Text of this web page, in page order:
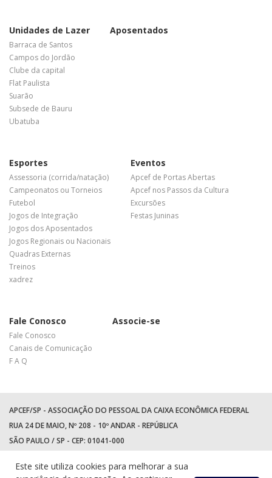
Unidades de Lazer
Barraca de Santos
Campos do Jordão
Clube da capital
Flat Paulista
Suarão
Subsede de Bauru
Ubatuba
Aposentados
Esportes
Assessoria (corrida/natação)
Campeonatos ou Torneios
Futebol
Jogos de Integração
Jogos dos Aposentados
Jogos Regionais ou Nacionais
Quadras Externas
Treinos
xadrez
Eventos
Apcef de Portas Abertas
Apcef nos Passos da Cultura
Excursões
Festas Juninas
Fale Conosco
Fale Conosco
Canais de Comunicação
F A Q
Associe-se
APCEF/SP - ASSOCIAÇÃO DO PESSOAL DA CAIXA ECONÔMICA FEDERAL
RUA 24 DE MAIO, Nº 208 - 10º ANDAR - REPÚBLICA
SÃO PAULO / SP - CEP: 01041-000
WhatsApp: (11) 94597-5758
Este site utiliza cookies para melhorar a sua